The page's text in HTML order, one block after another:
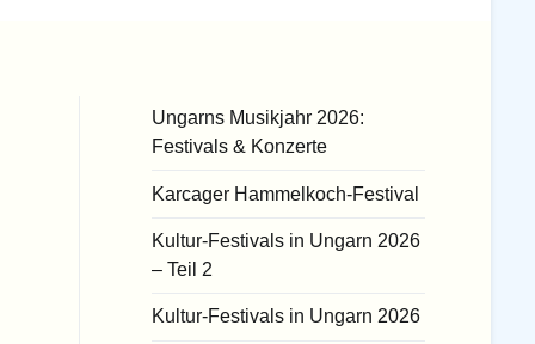
Ungarns Musikjahr 2026:
Festivals & Konzerte
Karcager Hammelkoch-Festival
Kultur-Festivals in Ungarn 2026
– Teil 2
Kultur-Festivals in Ungarn 2026